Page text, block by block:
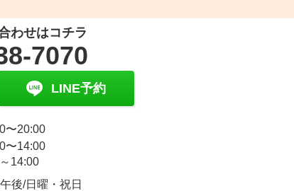
わせはコチラ
7070
LINE予約
〜20:00
〜14:00
14:00
後/日曜・祝日